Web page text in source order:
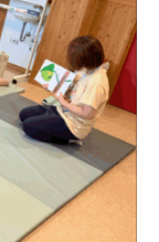
つ
の
み
こ
ど
も